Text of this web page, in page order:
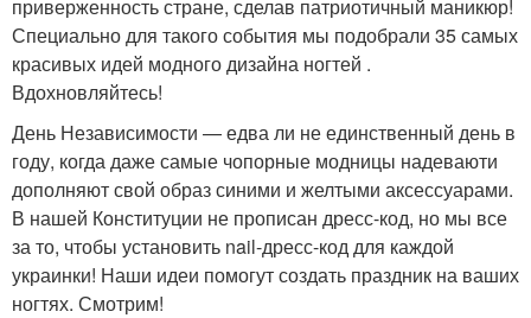
приверженность стране, сделав патриотичный маникюр!
Специально для такого события мы подобрали 35 самых
красивых идей модного дизайна ногтей .
Вдохновляйтесь!
День Независимости — едва ли не единственный день в
году, когда даже самые чопорные модницы надеваюти
дополняют свой образ синими и желтыми аксессуарами.
В нашей Конституции не прописан дресс-код, но мы все
за то, чтобы установить nail-дресс-код для каждой
украинки! Наши идеи помогут создать праздник на ваших
ногтях. Смотрим!